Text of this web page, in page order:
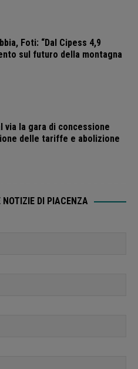
Foti: “Dal Cipess 4,9
sul futuro della montagna
la gara di concessione
delle tariffe e abolizione
DI PIACENZA